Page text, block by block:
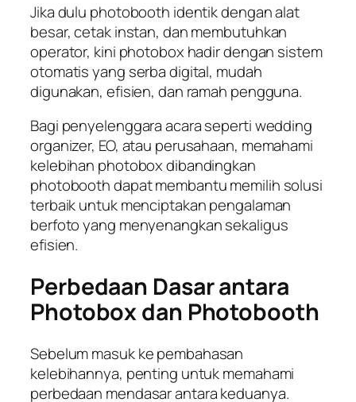
Jika dulu photobooth identik dengan alat
besar, cetak instan, dan membutuhkan
operator, kini photobox hadir dengan sistem
otomatis yang serba digital, mudah
digunakan, efisien, dan ramah pengguna.
Bagi penyelenggara acara seperti wedding
organizer, EO, atau perusahaan, memahami
kelebihan photobox dibandingkan
photobooth dapat membantu memilih solusi
terbaik untuk menciptakan pengalaman
berfoto yang menyenangkan sekaligus
efisien.
Perbedaan Dasar antara
Photobox dan Photobooth
Sebelum masuk ke pembahasan
kelebihannya, penting untuk memahami
perbedaan mendasar antara keduanya.